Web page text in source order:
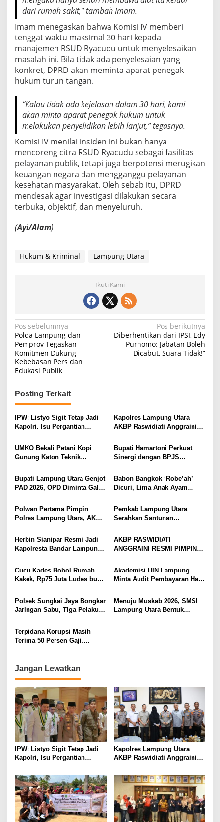
3
H
a
r
dari rumah sakit,” tambah Imam.
Imam menegaskan bahwa Komisi IV memberi
tenggat waktu maksimal 30 hari kepada
manajemen RSUD Ryacudu untuk menyelesaikan
masalah ini. Bila tidak ada penyelesaian yang
konkret, DPRD akan meminta aparat penegak
hukum turun tangan.
“Kalau tidak ada kejelasan dalam 30 hari, kami
akan minta aparat penegak hukum untuk
melakukan penyelidikan lebih lanjut,” tegasnya.
Komisi IV menilai insiden ini bukan hanya
mencoreng citra RSUD Ryacudu sebagai fasilitas
pelayanan publik, tetapi juga berpotensi merugikan
keuangan negara dan mengganggu pelayanan
kesehatan masyarakat. Oleh sebab itu, DPRD
mendesak agar investigasi dilakukan secara
terbuka, objektif, dan menyeluruh.
(Ayi/Alam)
Hukum & Kriminal Lampung Utara
Ikuti Kami
N
a
v
i
a
s
i
o
Pos sebelumnya
Polda Lampung dan
Pemprov Tegaskan
Komitmen Dukung
Kebebasan Pers dan
Edukasi Publik
Pos berikutnya
Diberhentikan dari IPSI, Edy
Purnomo: Jabatan Boleh
Dicabut, Suara Tidak!”
Posting Terkait
IPW: Listyo Sigit Tetap Jadi
Kapolri, Isu Pergantian
Kawanan Febrie Adriansyah
Kapolres Lampung Utara
AKBP Raswidiati Anggraini
Tokoh Masyarakat dan Adat
Perkuat Kamtibmas
UMKO Bekali Petani Kopi
Gunung Katon Teknik
Jual Hasil Panen Meningkat
Bupati Hamartoni Perkuat
Sinergi dengan BPJS
Kesehatan Makin Cepat dan
Mudah
Bupati Lampung Utara Genjot
PAD 2026, OPD Diminta Gali
hingga Optimalkan PBB-P2
Babon Bangkok ‘Robe’ah’
Dicuri, Lima Anak Ayam
Gang Jalaba Kotabumi Heboh
Polwan Pertama Pimpin
Polres Lampung Utara, AKBP
Pedang Pora
Pemkab Lampung Utara
Serahkan Santunan
Korban Kebakaran
Herbin Sianipar Resmi Jadi
Kapolresta Bandar Lampung,
Prioritas
AKBP RASWIDIATI
ANGGRAINI RESMI PIMPIN
BAWA KOMITMEN PERKUAT
KAMTIBMAS DAN
PELAYANAN PRESISI
Cucu Kades Bobol Rumah
Kakek, Rp75 Juta Ludes buat
Ditembak Polisi
Akademisi UIN Lampung
Minta Audit Pembayaran Hak
Kepastian Hukum Tak Boleh
Berlarut
Polsek Sungkai Jaya Bongkar
Jaringan Sabu, Tiga Pelaku
Menuju Muskab 2026, SMSI
Lampung Utara Bentuk
Terpidana Korupsi Masih
Terima 50 Persen Gaji,
Jangan Lewatkan
IPW: Listyo Sigit Tetap Jadi
Kapolri, Isu Pergantian
Kawanan Febrie Adriansyah
Kapolres Lampung Utara
AKBP Raswidiati Anggraini
Tokoh Masyarakat dan Adat
Perkuat Kamtibmas